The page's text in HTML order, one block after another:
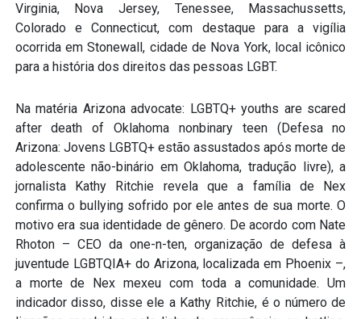
Virginia, Nova Jersey, Tenessee, Massachussetts,
Colorado e Connecticut, com destaque para a vigília
ocorrida em Stonewall, cidade de Nova York, local icônico
para a história dos direitos das pessoas LGBT.
Na matéria Arizona advocate: LGBTQ+ youths are scared
after death of Oklahoma nonbinary teen (Defesa no
Arizona: Jovens LGBTQ+ estão assustados após morte de
adolescente não-binário em Oklahoma, tradução livre), a
jornalista Kathy Ritchie revela que a família de Nex
confirma o bullying sofrido por ele antes de sua morte. O
motivo era sua identidade de gênero. De acordo com Nate
Rhoton – CEO da one-n-ten, organização de defesa à
juventude LGBTQIA+ do Arizona, localizada em Phoenix –,
a morte de Nex mexeu com toda a comunidade. Um
indicador disso, disse ele a Kathy Ritchie, é o número de